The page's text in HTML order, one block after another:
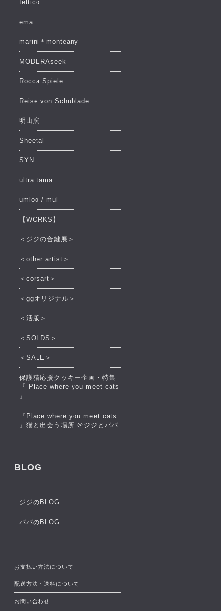
feltico
ema.
marini＊monteany
MODERAseek
Rocca Spiele
Reise von Schublade
明山窯
Sheetal
SYN:
ultra tama
umloo / mul
【WORKS】
＜ジジの合鍵展＞
＜other artist＞
＜corsart＞
＜ggオリジナル＞
＜活版＞
＜SOLDS＞
＜SALE＞
保護猫応援クッキー企画・特集
『 Place where you meet cats
』
『Place where you meet cats
』猫と出会う場所 ＠ジジとババ
BLOG
ジジのBLOG
ババのBLOG
お支払い方法について
配送方法・送料について
お問い合わせ